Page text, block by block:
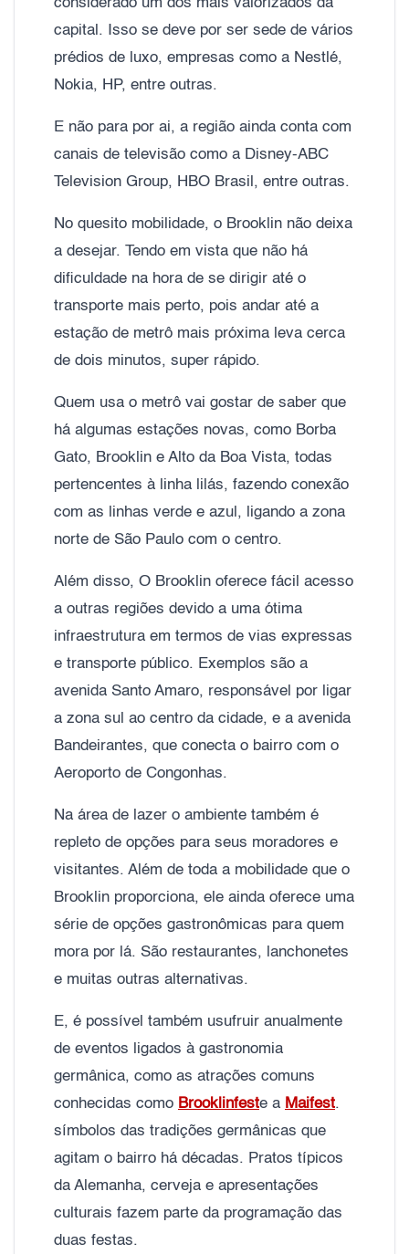
considerado um dos mais valorizados da
capital. Isso se deve por ser sede de vários
prédios de luxo, empresas como a Nestlé,
Nokia, HP, entre outras.
E não para por ai, a região ainda conta com
canais de televisão como a Disney-ABC
Television Group, HBO Brasil, entre outras.
No quesito mobilidade, o Brooklin não deixa
a desejar. Tendo em vista que não há
dificuldade na hora de se dirigir até o
transporte mais perto, pois andar até a
estação de metrô mais próxima leva cerca
de dois minutos, super rápido.
Quem usa o metrô vai gostar de saber que
há algumas estações novas, como Borba
Gato, Brooklin e Alto da Boa Vista, todas
pertencentes à linha lilás, fazendo conexão
com as linhas verde e azul, ligando a zona
norte de São Paulo com o centro.
Além disso, O Brooklin oferece fácil acesso
a outras regiões devido a uma ótima
infraestrutura em termos de vias expressas
e transporte público. Exemplos são a
avenida Santo Amaro, responsável por ligar
a zona sul ao centro da cidade, e a avenida
Bandeirantes, que conecta o bairro com o
Aeroporto de Congonhas.
Na área de lazer o ambiente também é
repleto de opções para seus moradores e
visitantes. Além de toda a mobilidade que o
Brooklin proporciona, ele ainda oferece uma
série de opções gastronômicas para quem
mora por lá. São restaurantes, lanchonetes
e muitas outras alternativas.
E, é possível também usufruir anualmente
de eventos ligados à gastronomia
germânica, como as atrações comuns
conhecidas como Brooklinfeste a Maifest.
símbolos das tradições germânicas que
agitam o bairro há décadas. Pratos típicos
da Alemanha, cerveja e apresentações
culturais fazem parte da programação das
duas festas.